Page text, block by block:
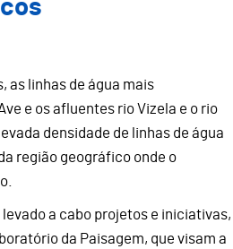
as linhas de água mais
e os afluentes rio Vizela e o rio
densidade de linhas de água
região geográfico onde o
a cabo projetos e iniciativas,
da Paisagem, que visam a